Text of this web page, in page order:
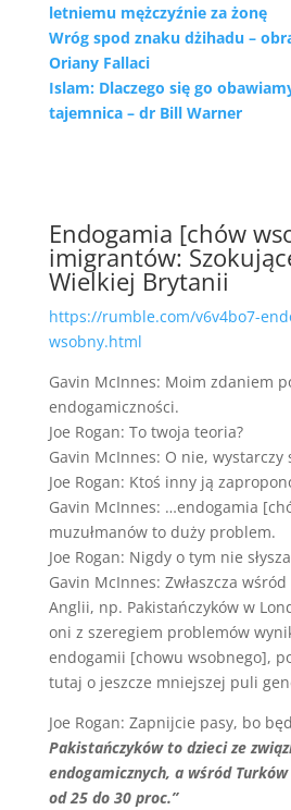
letniemu mężczyźnie za żonę
Wróg spod znaku dżihadu –
Oriany Fallaci
Islam: Dlaczego się go
tajemnica – dr Bill Warner
Endogamia [chów
imigrantów:
Wielkiej Brytanii
https://rumble.com/v6v4bo7-
wsobny.html
Gavin McInnes: Moim zdaniem
endogamiczności.
Joe Rogan: To twoja teoria?
Gavin McInnes: O nie,
Joe Rogan: Ktoś inny ją
Gavin McInnes: …endogamia
muzułmanów to duży problem.
Joe Rogan: Nigdy o tym nie
Gavin McInnes: Zwłaszcza
Anglii, np. Pakistańczyków w
oni z szeregiem problemów
endogamii [chowu wsobnego],
tutaj o jeszcze mniejszej puli
Joe Rogan: Zapnijcie pasy, bo
Pakistańczyków to dzieci ze
endogamicznych, a wśród
od 25 do 30 proc.”